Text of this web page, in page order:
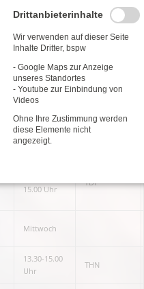
Donnerstag
13.30 -
15.00 Uhr
TDF
Mittwoch
15.00 Uhr
TDF
Mittwoch
13.30-15.00
Uhr
THN
Drittanbieterinhalte
Wir verwenden auf dieser Seite
Inhalte Dritter, bspw
- Google Maps zur Anzeige
unseres Standortes
- Youtube zur Einbindung von
Videos
Ohne Ihre Zustimmung werden
diese Elemente nicht
angezeigt.